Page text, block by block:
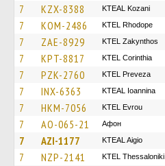
7 KZX-8388 KTEAL Kozani
7 KOM-2486 KTEL Rhodope
7 ZAE-8929 KTEL Zakynthos
7 KPT-8817 KTEL Corinthia
7 PZK-2760 KTEL Preveza
7 INX-6363 KTEAL Ioannina
7 HKM-7056 KTEL Evrou
7 AO-065-21 Афон
7 AZI-1177 KTEAL Aigio
7 NZP-2141 KTEL Thessaloniki